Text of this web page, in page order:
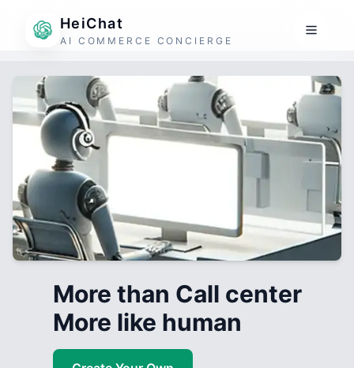
HeiChat
AI COMMERCE CONCIERGE
More than Call center
More like human